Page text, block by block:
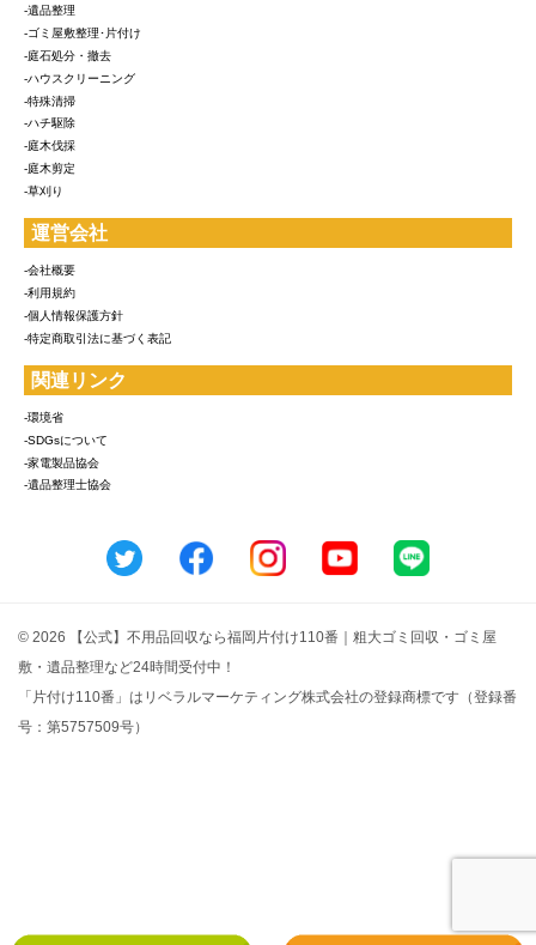
-遺品整理
-ゴミ屋敷整理･片付け
-庭石処分・撤去
-ハウスクリーニング
-特殊清掃
-ハチ駆除
-庭木伐採
-庭木剪定
-草刈り
運営会社
-会社概要
-利用規約
-個人情報保護方針
-特定商取引法に基づく表記
関連リンク
-環境省
-SDGsについて
-家電製品協会
-遺品整理士協会
© 2026 【公式】不用品回収なら福岡片付け110番｜粗大ゴミ回収・ゴミ屋
敷・遺品整理など24時間受付中！
「片付け110番」はリベラルマーケティング株式会社の登録商標です（登録番
号：第5757509号）